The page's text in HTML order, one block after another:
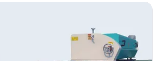
width, this machine handles various
materials including paper, ...